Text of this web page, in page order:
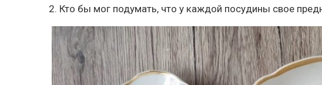
2. Кто бы мог подумать, что у каждой посудины свое